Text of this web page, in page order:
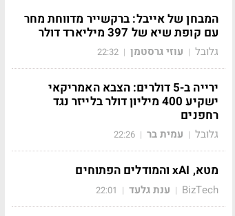
המבחן של אייבל: ברקשייר מדווחת מחר
עם קופת שיא של 397 מיליארד דולר
גלובל | עוזי גרסטמן |
22:32
ירייה ב-5 דולרים: הצבא האמריקאי
ישקיע 400 מיליון דולר בלייזר נגד
רחפנים
גלובל | עמית בר |
22:26
מטא, xAI והמודלים הפתוחים
BizTech
| ענת גלעד |
22:01